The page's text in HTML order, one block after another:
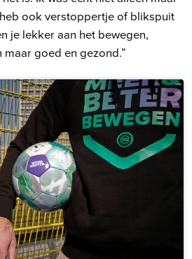
ook verstoppertje of blikspuit
je lekker aan het bewegen,
goed en gezond.”